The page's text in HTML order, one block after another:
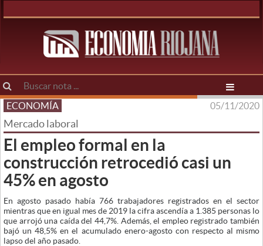
ECONOMÍA 05/11/2020
Mercado laboral
El empleo formal en la
construcción retrocedió casi un
45% en agosto
En agosto pasado había 766 trabajadores registrados en el sector
mientras que en igual mes de 2019 la cifra ascendía a 1.385 personas lo
que arrojó una caída del 44,7%. Además, el empleo registrado también
bajó un 48,5% en el acumulado enero-agosto con respecto al mismo
lapso del año pasado.